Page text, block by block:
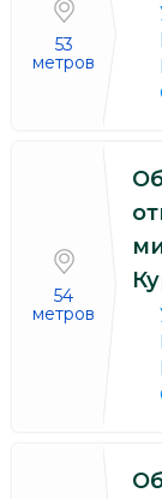
53
метров
54
метров